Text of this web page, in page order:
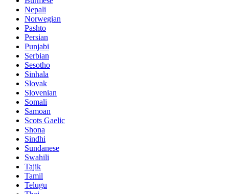
Nepali
Norwegian
Pashto
Persian
Punjabi
Serbian
Sesotho
Sinhala
Slovak
Slovenian
Somali
Samoan
Scots Gaelic
Shona
Sindhi
Sundanese
Swahili
Tajik
Tamil
Telugu